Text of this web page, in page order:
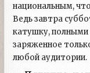
национальным,
Ведь завтра
катушку,
заряженное
любой аудитории.